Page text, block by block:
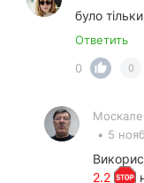
було
Ответить
0
0
• 5
2.2